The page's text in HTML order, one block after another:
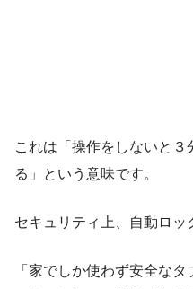
これは「操作をしないと
る」という意味です。
セキュリティ上、自動ロ
「家でしか使わず安全な